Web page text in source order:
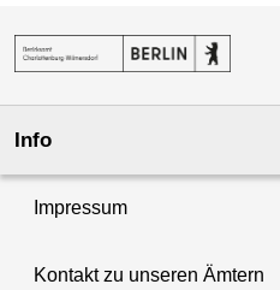
Info
Impressum
Kontakt zu unseren Ämtern